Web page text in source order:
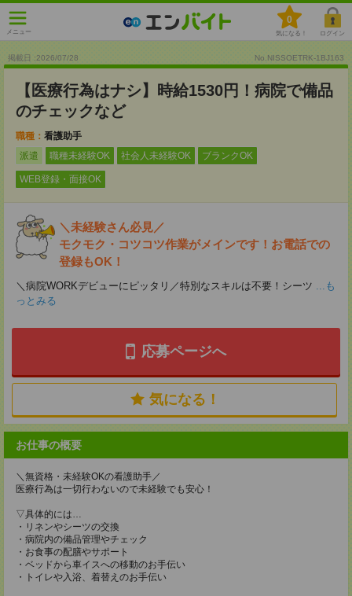
メニュー
0
気になる！ ログイン
掲載日 :2026/07/28 No.NISSOETRK-1BJ163
【医療行為はナシ】時給1530円！病院で備品
のチェックなど
職種： 看護助手
派遣
職種未経験OK 社会人未経験OK ブランクOK
WEB登録・面接OK
＼未経験さん必見／
モクモク・コツコツ作業がメインです！お電話での
登録もOK！
＼病院WORKデビューにピッタリ／特別なスキルは不要！シーツ ...も
っとみる
応募ページへ
気になる！
お仕事の概要
＼無資格・未経験OKの看護助手／
医療行為は一切行わないので未経験でも安心！
▽具体的には…
・リネンやシーツの交換
・病院内の備品管理やチェック
・お食事の配膳やサポート
・ベッドから車イスへの移動のお手伝い
・トイレや入浴、着替えのお手伝い